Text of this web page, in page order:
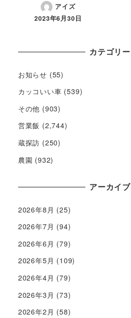
アイズ
2023年6月30日
カテゴリー
お知らせ (55)
カッコいい車 (539)
その他 (903)
営業飯 (2,744)
蔵探訪 (250)
農園 (932)
アーカイブ
2026年8月 (25)
2026年7月 (94)
2026年6月 (79)
2026年5月 (109)
2026年4月 (79)
2026年3月 (73)
2026年2月 (58)